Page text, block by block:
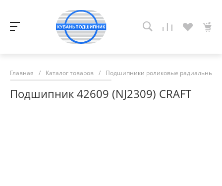
Главная / Каталог товаров / Подшипники роликовые радиальные
Подшипник 42609 (NJ2309) CRAFT